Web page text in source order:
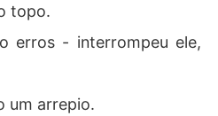
topo.
erros - interrompeu ele,
um arrepio.